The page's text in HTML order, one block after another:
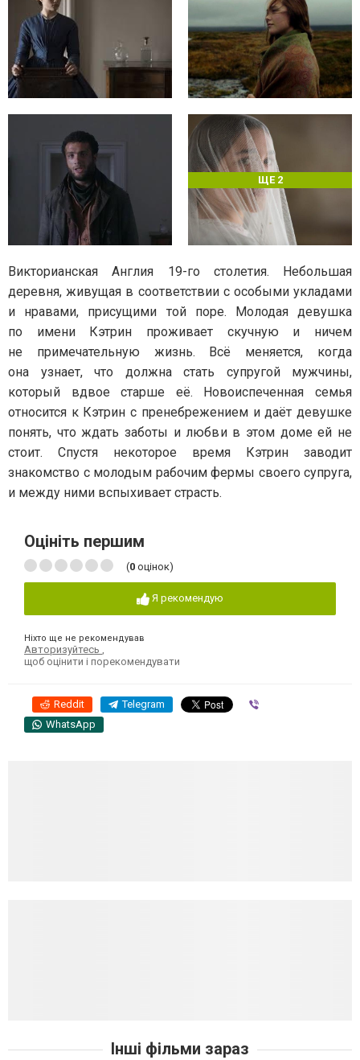
ЩЕ 2
Викторианская Англия 19-го столетия. Небольшая
деревня, живущая в соответствии с особыми укладами
и нравами, присущими той поре. Молодая девушка
по имени Кэтрин проживает скучную и ничем
не примечательную жизнь. Всё меняется, когда
она узнает, что должна стать супругой мужчины,
который вдвое старше её. Новоиспеченная семья
относится к Кэтрин с пренебрежением и даёт девушке
понять, что ждать заботы и любви в этом доме ей не
стоит. Спустя некоторое время Кэтрин заводит
знакомство с молодым рабочим фермы своего супруга,
и между ними вспыхивает страсть.
Оцініть першим
(0 оцінок)
Я рекомендую
Ніхто ще не рекомендував
Авторизуйтесь
щоб оцінити і порекомендувати
Reddit Telegram
WhatsApp
Інші фільми зараз